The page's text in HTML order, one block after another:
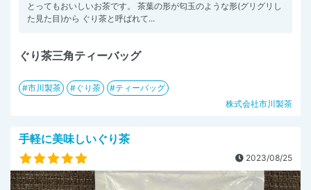
とってもおいしいお茶です。 茶葉の形が匂玉のような形(グリグリし
た見た目)から ぐり茶と呼ばれて...
ぐり茶三角ティーバッグ
市川製茶 ぐり茶
ティーバッグ
株式会社市川製茶
手軽に美味しいぐり茶
2023/08/25